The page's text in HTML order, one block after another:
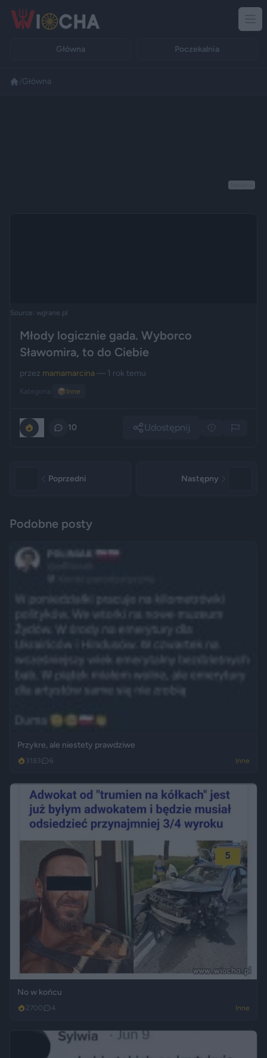
Główna Poczekalnia
Główna
Source: wgrane.pl
Młody logicznie gada. Wyborco
Sławomira, to do Ciebie
przez mamamarcina — 1 rok temu
Kategoria: 📦 Inne
10 Udostępnij
Poprzedni Następny
Podobne posty
Przykre, ale niestety prawdziwe
3183 6 Inne
No w końcu
2700 4 Inne